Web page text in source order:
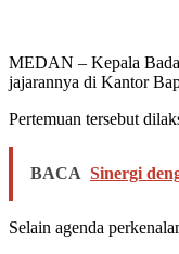
MEDAN – Kepala
jajarannya di Kantor
Pertemuan tersebut
BACA Sinergi
Selain agenda